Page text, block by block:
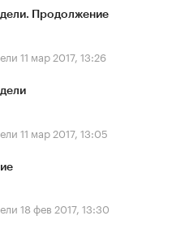
Продолжение
11 мар 2017, 13:26
11 мар 2017, 13:05
18 фев 2017, 13:30